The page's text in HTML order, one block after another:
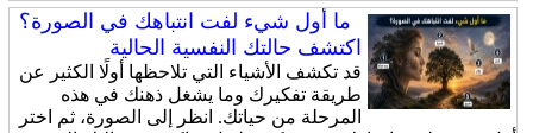
ما أول شيء لفت انتباهك في الصورة؟
اكتشف حالتك النفسية الحالية
قد تكشف الأشياء التي تلاحظها أولًا الكثير عن
طريقة تفكيرك وما يشغل ذهنك في هذه
المرحلة من حياتك. انظر إلى الصورة، ثم اختر